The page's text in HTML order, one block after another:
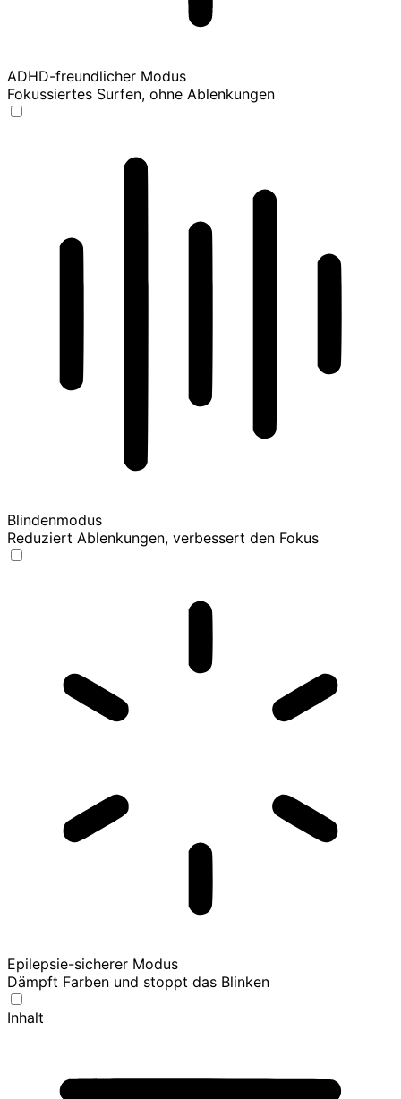
ADHD-freundlicher Modus
Fokussiertes Surfen, ohne Ablenkungen
Blindenmodus
Reduziert Ablenkungen, verbessert den Fokus
Epilepsie-sicherer Modus
Dämpft Farben und stoppt das Blinken
Inhalt